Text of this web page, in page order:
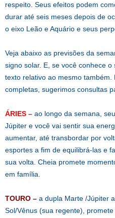
respeito. Seus efeitos podem
durar até seis meses depois de
o eixo Leão e Aquário e seus
Veja abaixo as previsões da
signo solar. E, se você conhece
texto relativo ao mesmo
completas, sugerimos consultas
ÁRIES – ao longo da semana,
Júpiter e você vai sentir sua
aumentar, até transbordar por
esportes a fim de equilibrá-las e
sua volta. Cheia promete
em família.
TOURO – a dupla Marte /Júpiter
Sol/Vênus (sua regente),